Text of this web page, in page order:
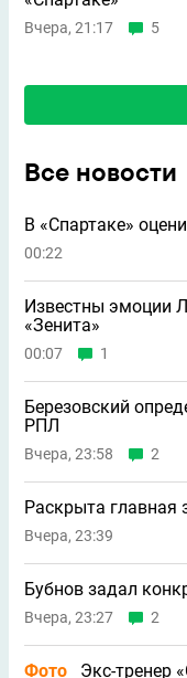
Вчера, 21:17 5
Все новости
В «Спартаке»
00:22
Известны эмоции
«Зенита»
00:07 1
Березовский
РПЛ
Вчера, 23:58 2
Раскрыта главная
Вчера, 23:39
Бубнов задал
Вчера, 23:27 2
Фото
Экс-тренер